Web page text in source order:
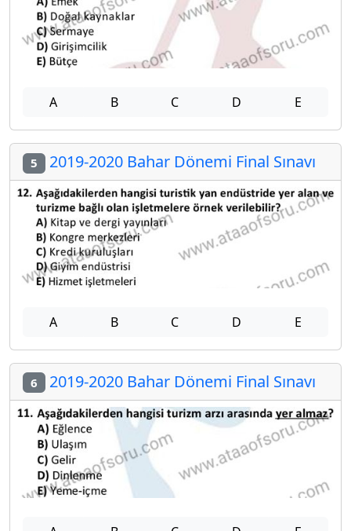
A B C D E
5 2019-2020 Bahar Dönemi Final Sınavı
A B C D E
6 2019-2020 Bahar Dönemi Final Sınavı